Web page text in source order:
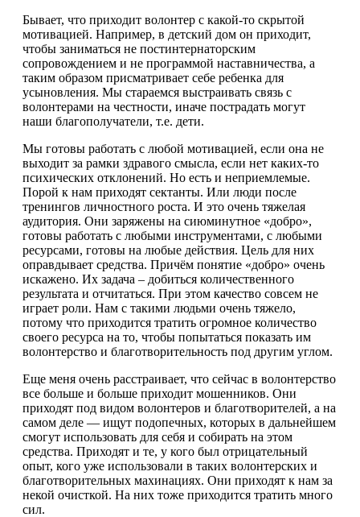
Бывает, что приходит волонтер с какой-то скрытой
мотивацией. Например, в детский дом он приходит,
чтобы заниматься не постинтернаторским
сопровождением и не программой наставничества, а
таким образом присматривает себе ребенка для
усыновления. Мы стараемся выстраивать связь с
волонтерами на честности, иначе пострадать могут
наши благополучатели, т.е. дети.
Мы готовы работать с любой мотивацией, если она не
выходит за рамки здравого смысла, если нет каких-то
психических отклонений. Но есть и неприемлемые.
Порой к нам приходят сектанты. Или люди после
тренингов личностного роста. И это очень тяжелая
аудитория. Они заряжены на сиюминутное «добро»,
готовы работать с любыми инструментами, с любыми
ресурсами, готовы на любые действия. Цель для них
оправдывает средства. Причём понятие «добро» очень
искажено. Их задача – добиться количественного
результата и отчитаться. При этом качество совсем не
играет роли. Нам с такими людьми очень тяжело,
потому что приходится тратить огромное количество
своего ресурса на то, чтобы попытаться показать им
волонтерство и благотворительность под другим углом.
Еще меня очень расстраивает, что сейчас в волонтерство
все больше и больше приходит мошенников. Они
приходят под видом волонтеров и благотворителей, а на
самом деле — ищут подопечных, которых в дальнейшем
смогут использовать для себя и собирать на этом
средства. Приходят и те, у кого был отрицательный
опыт, кого уже использовали в таких волонтерских и
благотворительных махинациях. Они приходят к нам за
некой очисткой. На них тоже приходится тратить много
сил.